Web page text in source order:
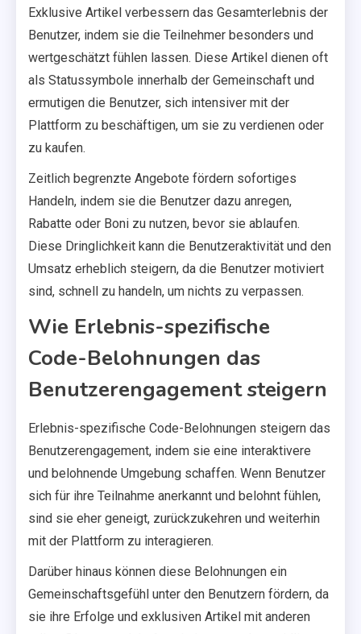
Exklusive Artikel verbessern das Gesamterlebnis der
Benutzer, indem sie die Teilnehmer besonders und
wertgeschätzt fühlen lassen. Diese Artikel dienen oft
als Statussymbole innerhalb der Gemeinschaft und
ermutigen die Benutzer, sich intensiver mit der
Plattform zu beschäftigen, um sie zu verdienen oder
zu kaufen.
Zeitlich begrenzte Angebote fördern sofortiges
Handeln, indem sie die Benutzer dazu anregen,
Rabatte oder Boni zu nutzen, bevor sie ablaufen.
Diese Dringlichkeit kann die Benutzeraktivität und den
Umsatz erheblich steigern, da die Benutzer motiviert
sind, schnell zu handeln, um nichts zu verpassen.
Wie Erlebnis-spezifische
Code-Belohnungen das
Benutzerengagement steigern
Erlebnis-spezifische Code-Belohnungen steigern das
Benutzerengagement, indem sie eine interaktivere
und belohnende Umgebung schaffen. Wenn Benutzer
sich für ihre Teilnahme anerkannt und belohnt fühlen,
sind sie eher geneigt, zurückzukehren und weiterhin
mit der Plattform zu interagieren.
Darüber hinaus können diese Belohnungen ein
Gemeinschaftsgefühl unter den Benutzern fördern, da
sie ihre Erfolge und exklusiven Artikel mit anderen